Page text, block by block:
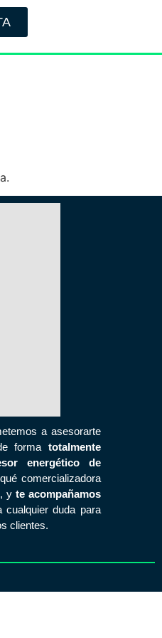
a asesorarte
forma totalmente
energético de
comercializadora
y te acompañamos
cualquier duda para
clientes.